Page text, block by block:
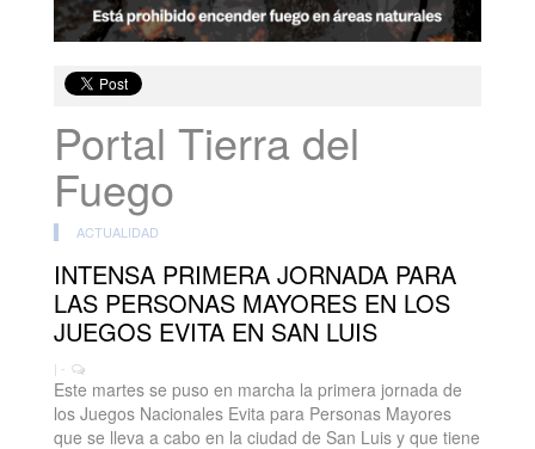
Portal Tierra del
Fuego
ACTUALIDAD
INTENSA PRIMERA JORNADA PARA
LAS PERSONAS MAYORES EN LOS
JUEGOS EVITA EN SAN LUIS
| -
Este martes se puso en marcha la primera jornada de
los Juegos Nacionales Evita para Personas Mayores
que se lleva a cabo en la ciudad de San Luis y que tiene